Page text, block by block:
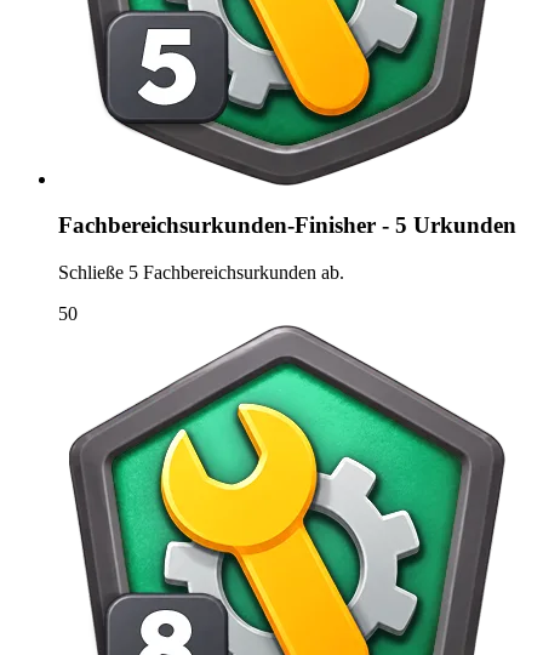
Fachbereichsurkunden-Finisher - 5 Urkunden
Schließe 5 Fachbereichsurkunden ab.
50